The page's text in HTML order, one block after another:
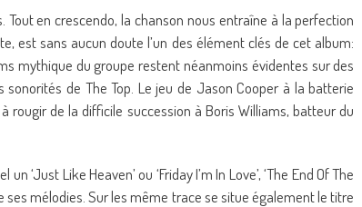
en crescendo, la chanson nous entraîne à la perfection
est sans aucun doute l’un des élément clés de cet album:
mythique du groupe restent néanmoins évidentes sur des
de The Top. Le jeu de Jason Cooper à la batterie
rougir de la difficile succession à Boris Williams, batteur du
Like Heaven’ ou ‘Friday I’m In Love’, ‘The End Of The
ses mélodies. Sur les même trace se situe également le titre